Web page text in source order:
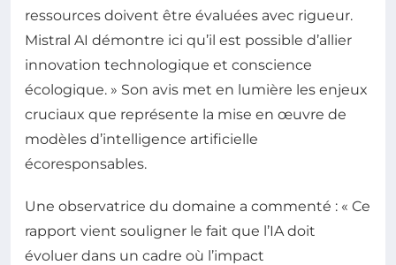
ressources doivent être évaluées avec rigueur.
Mistral AI démontre ici qu’il est possible d’allier
innovation technologique et conscience
écologique. » Son avis met en lumière les enjeux
cruciaux que représente la mise en œuvre de
modèles d’intelligence artificielle
écoresponsables.
Une observatrice du domaine a commenté : « Ce
rapport vient souligner le fait que l’IA doit
évoluer dans un cadre où l’impact